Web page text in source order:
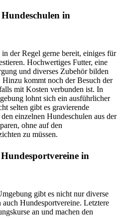
in
der Regel gerne bereit, einiges für
Hochwertiges Futter, eine
und diverses Zubehör bilden
kommt noch der Besuch der
mit Kosten verbunden ist. In
lohnt sich ein ausführlicher
selten gibt es gravierende
einzelnen Hundeschulen aus der
ohne auf den
zu müssen.
in
gibt es nicht nur diverse
Hundesportvereine. Letztere
an und machen den